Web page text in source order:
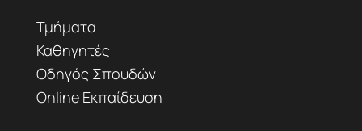
Τμήματα
Καθηγητές
Οδηγός Σπουδών
Online Εκπαίδευση